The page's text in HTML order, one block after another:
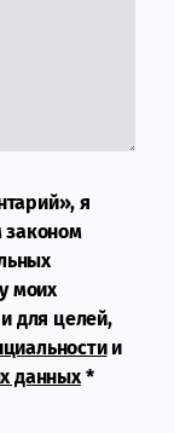
я
законом
моих
для целей,
и
данных*